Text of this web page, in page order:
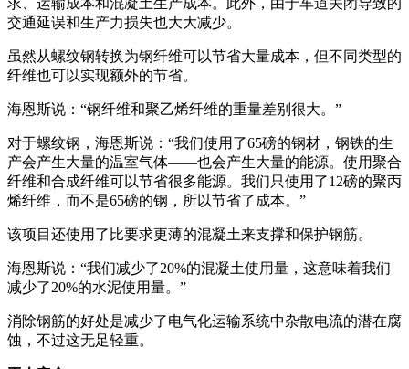
求、运输成本和混凝土生产成本。此外，由于车道关闭导致的
交通延误和生产力损失也大大减少。
虽然从螺纹钢转换为钢纤维可以节省大量成本，但不同类型的
纤维也可以实现额外的节省。
海恩斯说：“钢纤维和聚乙烯纤维的重量差别很大。”
对于螺纹钢，海恩斯说：“我们使用了65磅的钢材，钢铁的生
产会产生大量的温室气体——也会产生大量的能源。使用聚合
纤维和合成纤维可以节省很多能源。我们只使用了12磅的聚丙
烯纤维，而不是65磅的钢，所以节省了成本。”
该项目还使用了比要求更薄的混凝土来支撑和保护钢筋。
海恩斯说：“我们减少了20%的混凝土使用量，这意味着我们
减少了20%的水泥使用量。”
消除钢筋的好处是减少了电气化运输系统中杂散电流的潜在腐
蚀，不过这无足轻重。